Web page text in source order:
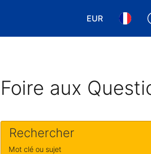
EUR
Choisissez
Foire aux
Rechercher
Mot clé ou sujet